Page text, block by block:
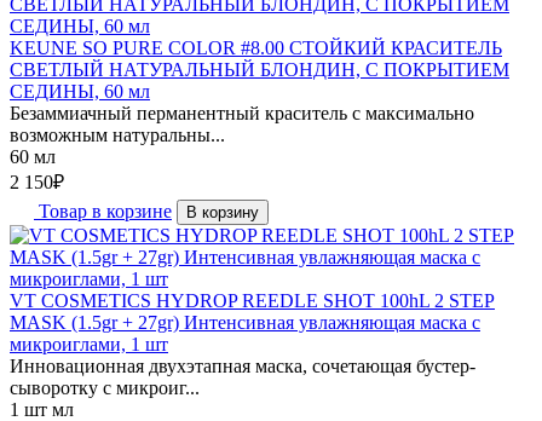
KEUNE SO PURE COLOR #8.00 СТОЙКИЙ КРАСИТЕЛЬ
СВЕТЛЫЙ НАТУРАЛЬНЫЙ БЛОНДИН, С ПОКРЫТИЕМ
СЕДИНЫ, 60 мл
Безаммиачный перманентный краситель с максимально
возможным натуральны...
60 мл
2 150₽
Товар в корзине
В корзину
VT COSMETICS HYDROP REEDLE SHOT 100hL 2 STEP
MASK (1.5gr + 27gr) Интенсивная увлажняющая маска с
микроиглами, 1 шт
Инновационная двухэтапная маска, сочетающая бустер-
сыворотку с микроиг...
1 шт мл